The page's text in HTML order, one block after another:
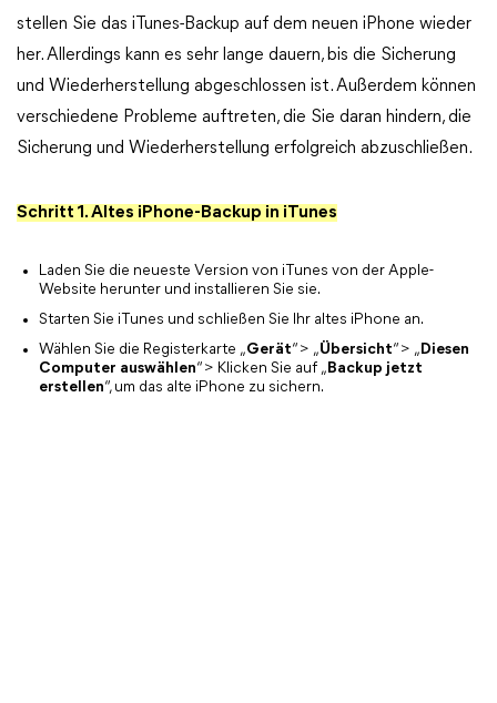
stellen Sie das iTunes-Backup auf dem neuen iPhone wieder
her. Allerdings kann es sehr lange dauern, bis die Sicherung
und Wiederherstellung abgeschlossen ist. Außerdem können
verschiedene Probleme auftreten, die Sie daran hindern, die
Sicherung und Wiederherstellung erfolgreich abzuschließen.
Schritt 1. Altes iPhone-Backup in iTunes
Laden Sie die neueste Version von iTunes von der Apple-
Website herunter und installieren Sie sie.
Starten Sie iTunes und schließen Sie Ihr altes iPhone an.
Wählen Sie die Registerkarte „Gerät“ > „Übersicht“ > „Diesen
Computer auswählen“ > Klicken Sie auf „Backup jetzt
erstellen“, um das alte iPhone zu sichern.